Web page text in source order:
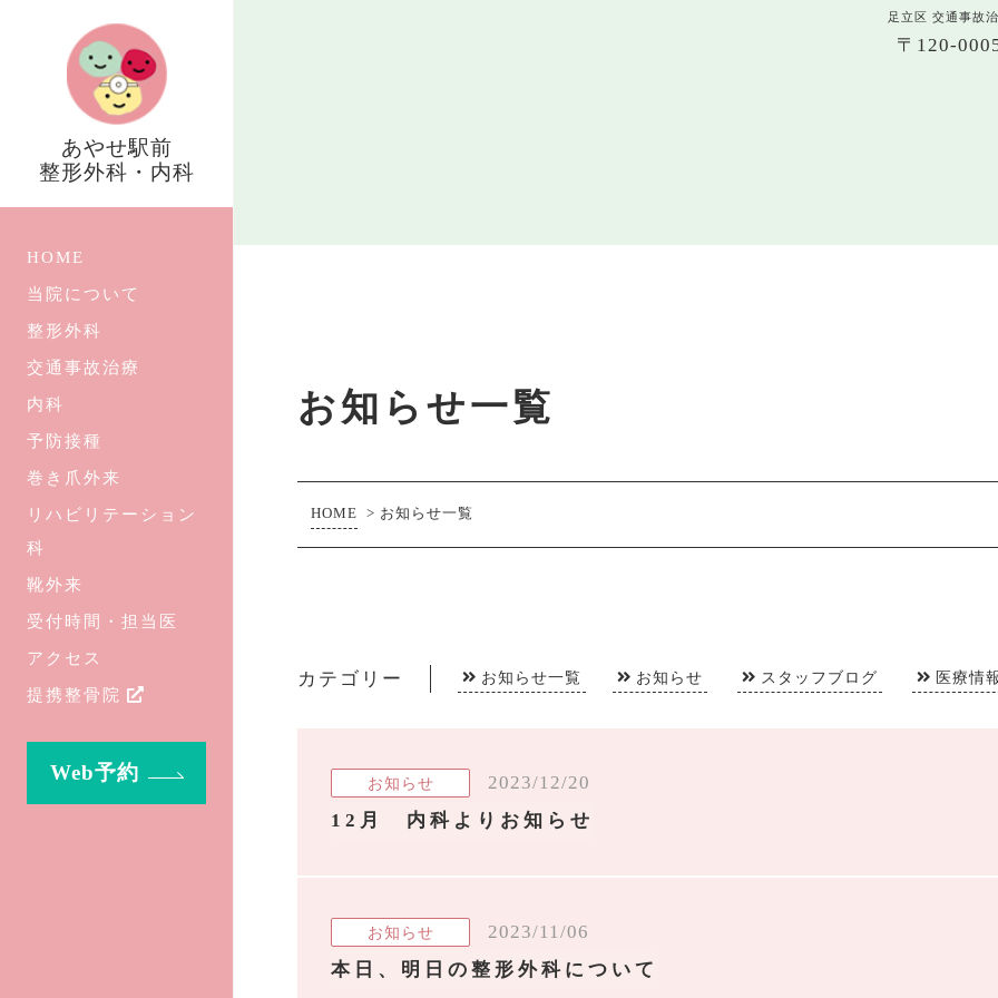
足立区 交通事故
あやせ駅前
整形外科・内科
HOME
当院について
整形外科
交通事故治療
内科
予防接種
巻き爪外来
リハビリテーション
科
靴外来
受付時間・担当医
アクセス
提携整骨院
Web予約
〒120-
お知らせ一覧
HOME > お知らせ一覧
カテゴリー お知らせ一覧 お知らせ スタッフブログ 医療情
お知らせ
2023/12/20
12月 内科よりお知らせ
お知らせ
2023/11/06
本日、明日の整形外科について